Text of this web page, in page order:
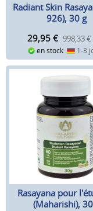
Radiant Skin
926), 30 g
29,95 € 998,33
en stock 1-3
Rasayana pour
(Maharishi),